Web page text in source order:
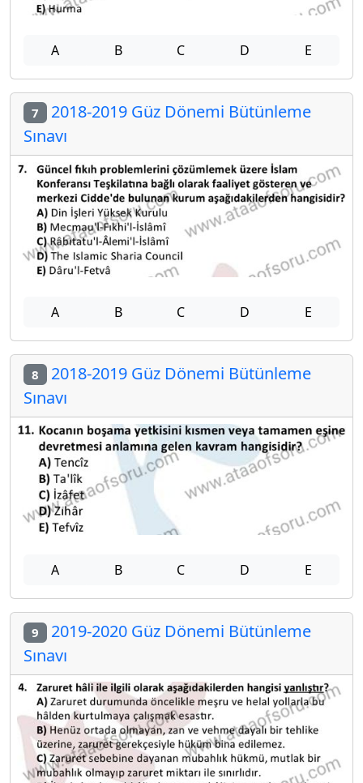
A B C D E
7 2018-2019 Güz Dönemi Bütünleme
Sınavı
A B C D E
8 2018-2019 Güz Dönemi Bütünleme
Sınavı
A B C D E
9 2019-2020 Güz Dönemi Bütünleme
Sınavı